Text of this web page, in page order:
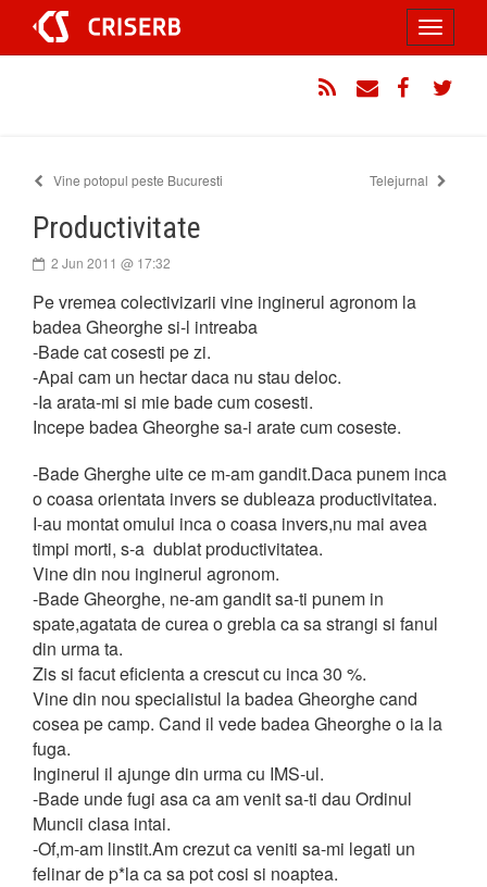
conținut
Toggle
Vine potopul peste Bucuresti Telejurnal
Productivitate
2 Jun 2011 @ 17:32
Pe vremea colectivizarii vine inginerul agronom la
badea Gheorghe si-l intreaba
-Bade cat cosesti pe zi.
-Apai cam un hectar daca nu stau deloc.
-Ia arata-mi si mie bade cum cosesti.
Incepe badea Gheorghe sa-i arate cum coseste.
-Bade Gherghe uite ce m-am gandit.Daca punem inca
o coasa orientata invers se dubleaza productivitatea.
I-au montat omului inca o coasa invers,nu mai avea
timpi morti, s-a dublat productivitatea.
Vine din nou inginerul agronom.
-Bade Gheorghe, ne-am gandit sa-ti punem in
spate,agatata de curea o grebla ca sa strangi si fanul
din urma ta.
Zis si facut eficienta a crescut cu inca 30 %.
Vine din nou specialistul la badea Gheorghe cand
cosea pe camp. Cand il vede badea Gheorghe o ia la
fuga.
Inginerul il ajunge din urma cu IMS-ul.
-Bade unde fugi asa ca am venit sa-ti dau Ordinul
Muncii clasa intai.
-Of,m-am linstit.Am crezut ca veniti sa-mi legati un
felinar de p*la ca sa pot cosi si noaptea.